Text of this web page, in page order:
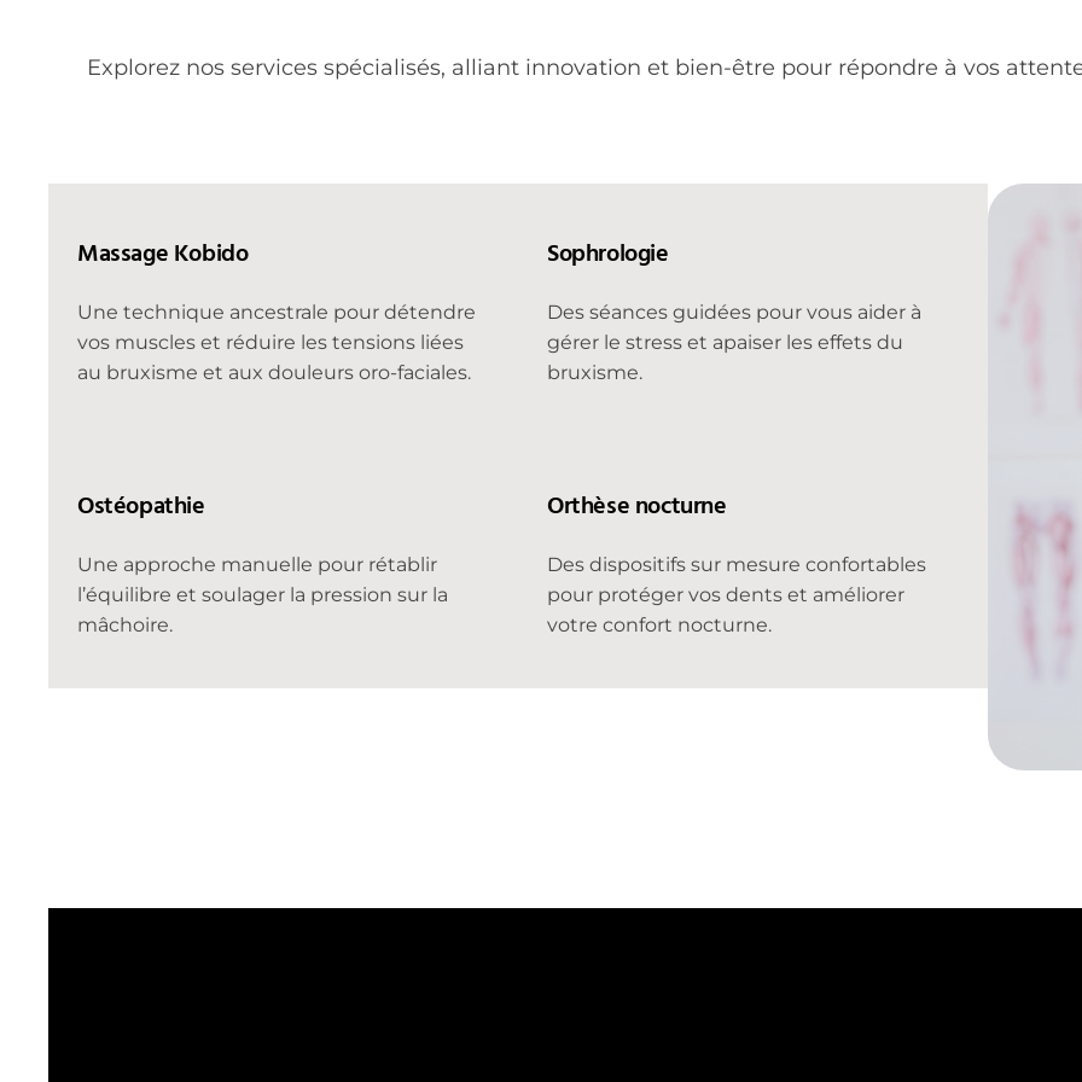
Explorez nos services spécialisés, alliant innovation et bien-être pour répondre à vos
Massage Kobido
Une technique ancestrale pour détendre
vos muscles et réduire les tensions liées
au bruxisme et aux douleurs oro-faciales.
Sophrologie
Des séances guidées pour vous aider à
gérer le stress et apaiser les effets du
bruxisme.
Ostéopathie
Une approche manuelle pour rétablir
l’équilibre et soulager la pression sur la
mâchoire.
Orthèse nocturne
Des dispositifs sur mesure confortables
pour protéger vos dents et améliorer
votre confort nocturne.